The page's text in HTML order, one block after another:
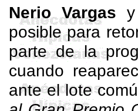
NerioVargas
posible para
parte de la
cuando
ante el lote